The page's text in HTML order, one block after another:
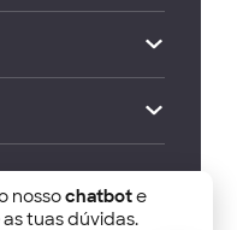
of Economics
nossochatbote
tuas dúvidas.